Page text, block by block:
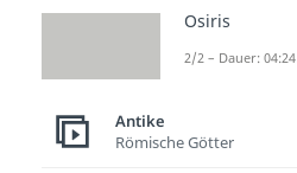
Osiris
2/2 – Dauer: 04:24
Antike
Römische Götter